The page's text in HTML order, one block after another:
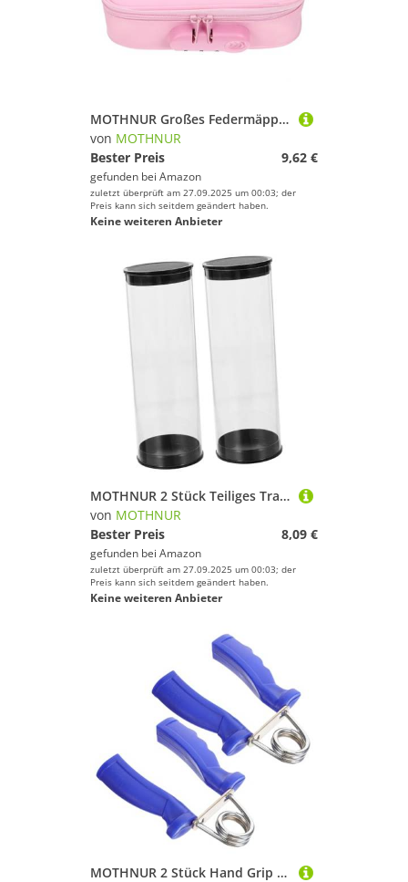
MOTHNUR Großes Federmäppchen mit Zahlenschloss Handlich und Vielseitig Geräumige Schüler Stifttasche für Schule und Büro Langlebig und Organisiert
von MOTHNUR
Bester Preis
9,62 €
gefunden bei Amazon
zuletzt überprüft am 27.09.2025 um 00:03; der
Preis kann sich seitdem geändert haben.
Keine weiteren Anbieter
MOTHNUR 2 Stück Teiliges Transparentes Golfball Aufbewahrungsröhrchen aus Kunststoff Kratzfest Platzsparend Tragbare Golfball Halterung zur Sicheren Lagerung und Präsentation von
von MOTHNUR
Bester Preis
8,09 €
gefunden bei Amazon
zuletzt überprüft am 27.09.2025 um 00:03; der
Preis kann sich seitdem geändert haben.
Keine weiteren Anbieter
MOTHNUR 2 Stück Hand Grip Strengthener Fingertrainer Fitnessgerät für Hand Unterarmtraining Kompakt Tragbar für Krafttraining zu Hause Fitnessstudio